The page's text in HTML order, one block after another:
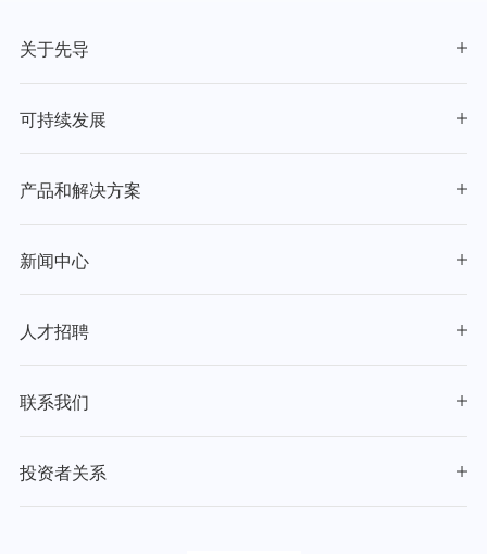
关于先导
可持续发展
产品和解决方案
新闻中心
人才招聘
联系我们
投资者关系